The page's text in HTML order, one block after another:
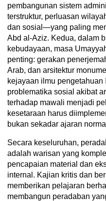
pembangunan sistem
terstruktur, perluasan
dan sosial—yang paling
Abd al-Aziz. Kedua, dalam
kebudayaan, masa
penting: gerakan
Arab, dan arsitektur
kejayaan ilmu
problematika sosial akibat
terhadap mawali menjadi
kesetaraan harus
bukan sekadar ajaran
Secara keseluruhan,
adalah warisan yang
pencapaian material dan
internal. Kajian kritis dan
memberikan pelajaran
membangun peradaban